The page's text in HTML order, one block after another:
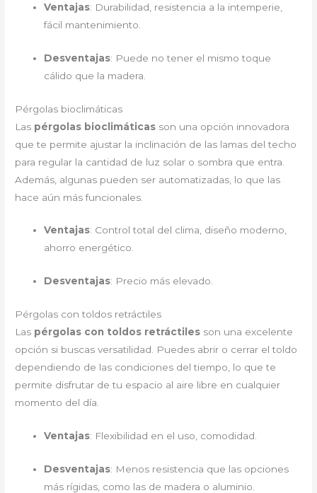
Ventajas: Durabilidad, resistencia a la intemperie,
fácil mantenimiento.
Desventajas: Puede no tener el mismo toque
cálido que la madera.
Pérgolas bioclimáticas
Las pérgolas bioclimáticas son una opción innovadora
que te permite ajustar la inclinación de las lamas del techo
para regular la cantidad de luz solar o sombra que entra.
Además, algunas pueden ser automatizadas, lo que las
hace aún más funcionales.
Ventajas: Control total del clima, diseño moderno,
ahorro energético.
Desventajas: Precio más elevado.
Pérgolas con toldos retráctiles
Las pérgolas con toldos retráctiles son una excelente
opción si buscas versatilidad. Puedes abrir o cerrar el toldo
dependiendo de las condiciones del tiempo, lo que te
permite disfrutar de tu espacio al aire libre en cualquier
momento del día.
Ventajas: Flexibilidad en el uso, comodidad.
Desventajas: Menos resistencia que las opciones
más rígidas, como las de madera o aluminio.